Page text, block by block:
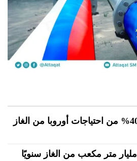
5 خطوط رئيسة لنقل 40% من احتياجات أوروبا من الغاز
نورد ستريم 1 ينقل 55 مليار متر مكعب من الغاز سنويًا